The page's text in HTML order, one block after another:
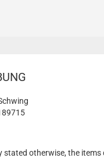
stated otherwise, the items